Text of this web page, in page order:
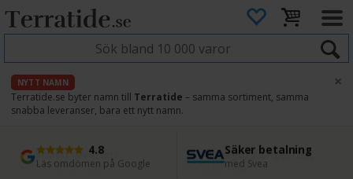
NYTT NAMN
Terratide.se byter namn till Terratide – samma sortiment, samma
snabba leveranser, bara ett nytt namn.
×
4.8
Läs omdömen på Google
Säker betalning
med Svea
Snabb leverans
Direkt från lager
45 dagars ångerrätt
Enkel retur